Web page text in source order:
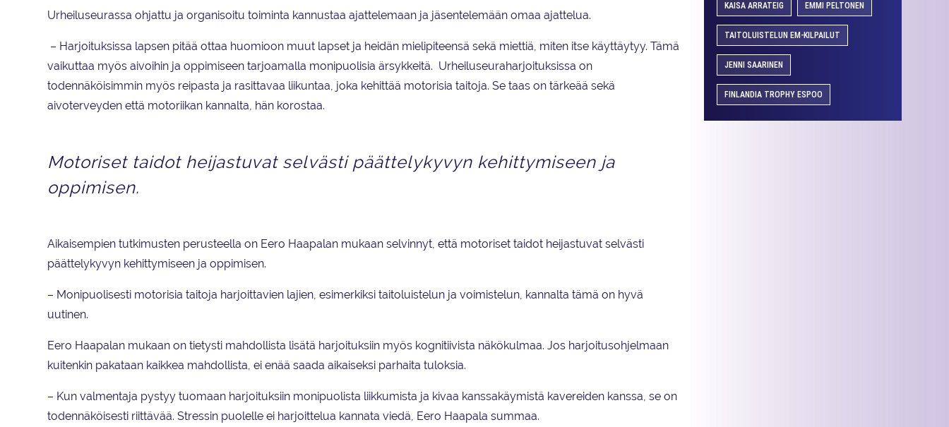
Urheiluseurassa ohjattu ja organisoitu toiminta kannustaa ajattelemaan ja jäsentelemään omaa ajattelua.
– Harjoituksissa lapsen pitää ottaa huomioon muut lapset ja heidän mielipiteensä sekä miettiä, miten itse käyttäytyy. Tämä
vaikuttaa myös aivoihin ja oppimiseen tarjoamalla monipuolisia ärsykkeitä. Urheiluseuraharjoituksissa on
todennäköisimmin myös reipasta ja rasittavaa liikuntaa, joka kehittää motorisia taitoja. Se taas on tärkeää sekä
aivoterveyden että motoriikan kannalta, hän korostaa.
Motoriset taidot heijastuvat selvästi päättelykyvyn kehittymiseen ja
oppimisen.
Aikaisempien tutkimusten perusteella on Eero Haapalan mukaan selvinnyt, että motoriset taidot heijastuvat selvästi
päättelykyvyn kehittymiseen ja oppimisen.
– Monipuolisesti motorisia taitoja harjoittavien lajien, esimerkiksi taitoluistelun ja voimistelun, kannalta tämä on hyvä
uutinen.
Eero Haapalan mukaan on tietysti mahdollista lisätä harjoituksiin myös kognitiivista näkökulmaa. Jos harjoitusohjelmaan
kuitenkin pakataan kaikkea mahdollista, ei enää saada aikaiseksi parhaita tuloksia.
– Kun valmentaja pystyy tuomaan harjoituksiin monipuolista liikkumista ja kivaa kanssakäymistä kavereiden kanssa, se on
todennäköisesti riittävää. Stressin puolelle ei harjoittelua kannata viedä, Eero Haapala summaa.
KAISA ARRATEIG EMMI PELTONEN
TAITOLUISTELUN EM-KILPAILUT
JENNI SAARINEN
FINLANDIA TROPHY ESPOO